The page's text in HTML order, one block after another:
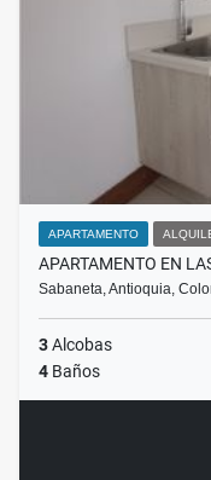
APARTAMENTO
APARTAMENTO EN
Sabaneta, Antioquia,
3Alcobas
4 Baños